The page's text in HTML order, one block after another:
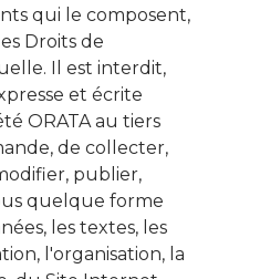
qui le composent,
Droits de
Il est interdit,
et écrite
ORATA au tiers
de collecter,
publier,
quelque forme
les textes, les
l'organisation, la